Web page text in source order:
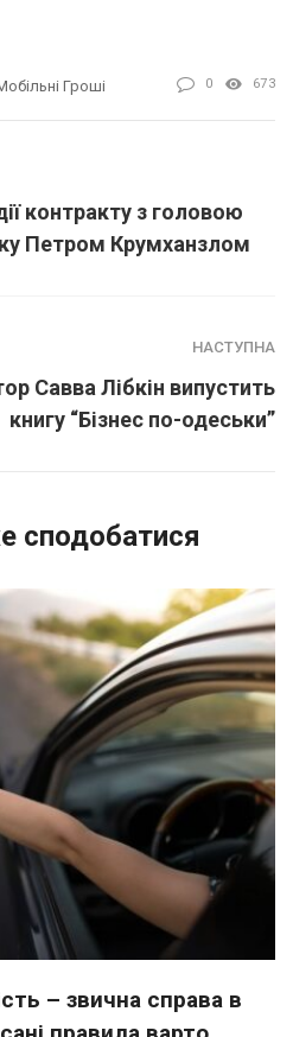
Гроші 0 673
контракту з головою
Петром Крумханзлом
НАСТУПНА
Савва Лібкін випустить
книгу “Бізнес по-одеськи”
сподобатися
– звична справа в